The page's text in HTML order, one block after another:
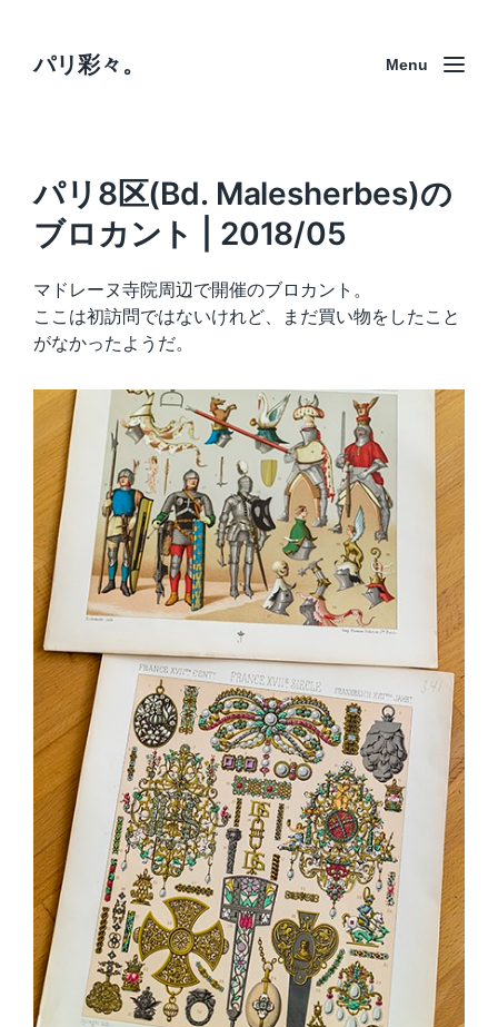
パリ彩々。 Menu
パリ8区(Bd. Malesherbes)の
ブロカント | 2018/05
マドレーヌ寺院周辺で開催のブロカント。
ここは初訪問ではないけれど、まだ買い物をしたこと
がなかったようだ。